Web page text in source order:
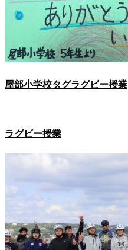
屋部小学校タグラグビー授業
ラグビー授業